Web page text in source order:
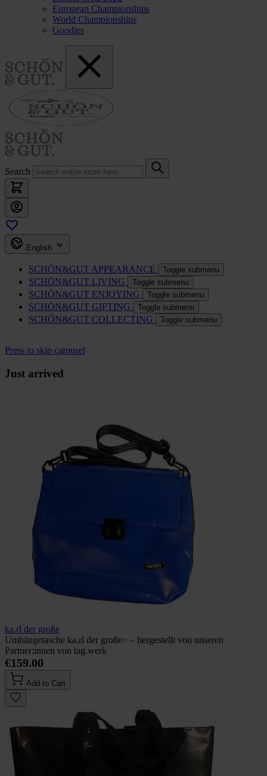
European Championships
World Championships
Goodies
Search
English
SCHÖN&GUT APPEARANCE Toggle submenu
SCHÖN&GUT LIVING Toggle submenu
SCHÖN&GUT ENJOYING Toggle submenu
SCHÖN&GUT GIFTING Toggle submenu
SCHÖN&GUT COLLECTING Toggle submenu
Press to skip carousel
Just arrived
ka.rl der große
Umhängetasche ka.rl der große> – hergestellt von unseren
Partner:innen von tag.werk
€159.00
Add to Cart